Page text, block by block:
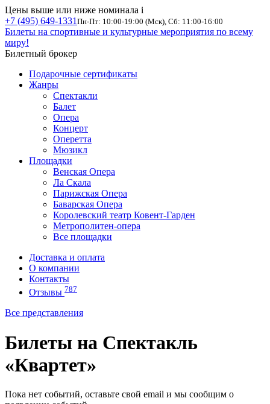
Цены выше или ниже номинала i
+7 (495) 649-1331 Пн-Пт: 10:00-19:00 (Мск), Сб: 11:00-16:00
Билеты на спортивные и культурные мероприятия по всему
миру!
Билетный брокер
Подарочные сертификаты
Жанры
Спектакли
Балет
Опера
Концерт
Оперетта
Мюзикл
Площадки
Венская Опера
Ла Скала
Парижская Опера
Баварская Опера
Королевский театр Ковент-Гарден
Метрополитен-опера
Все площадки
Доставка и оплата
О компании
Контакты
Отзывы 787
Все представления
Билеты на Спектакль
«Квартет»
Пока нет событий, оставьте свой email и мы сообщим о